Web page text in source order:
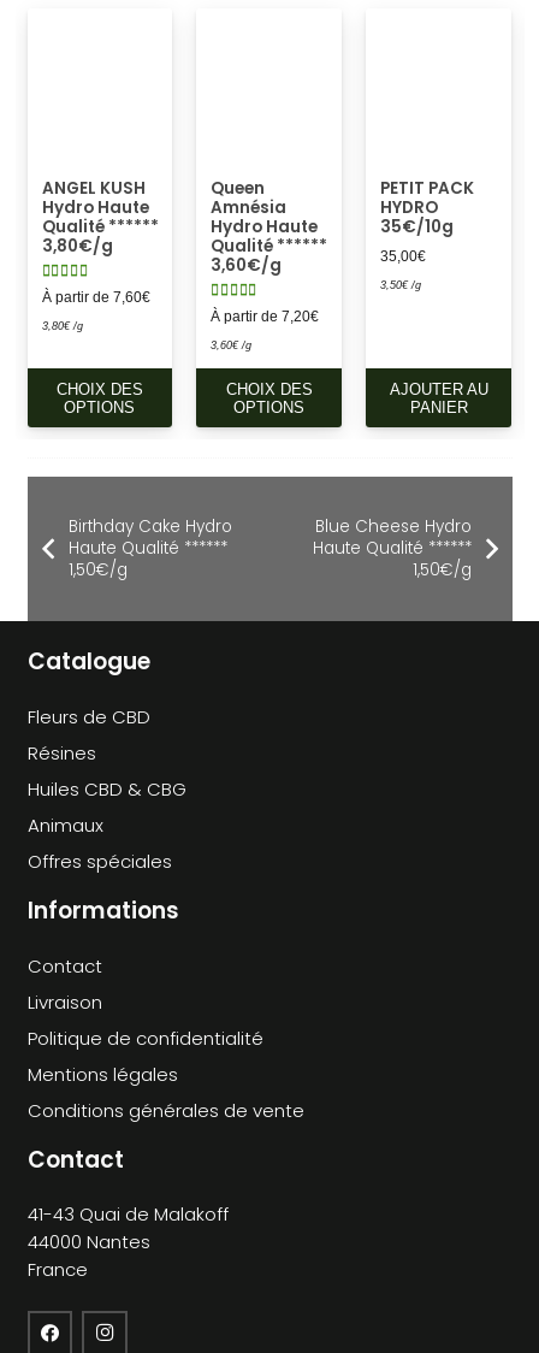
ANGEL KUSH
Hydro Haute
Qualité ******
3,80€/g
Note5.00sur 5
À partir de 7,60€
3,80€ /g
CHOIX DES
OPTIONS
PRODUIT
LES
OPTIONS
Queen
Amnésia
Hydro Haute
Qualité ******
3,60€/g
Note4.00sur 5
À partir de7,20€
3,60€ /g
CHOIX DES
OPTIONS
LES
OPTIONS
PETIT PACK
HYDRO
35€/10g
35,00€
3,50€ /g
AJOUTER AU
PANIER
Birthday Cake Hydro
Haute Qualité ******
1,50€/g
Blue Cheese Hydro
Haute Qualité ******
1,50€/g
Catalogue
Fleurs de CBD
Résines
Huiles CBD & CBG
Animaux
Offres spéciales
Informations
Contact
Livraison
Politique de confidentialité
Mentions légales
Conditions générales de vente
Contact
41-43 Quai de Malakoff
44000 Nantes
France